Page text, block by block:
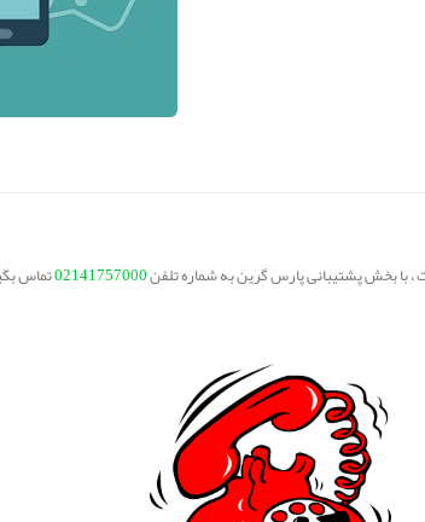
، با بخش پشتیبانی پارس گرین به شماره تلفن02141757000تماس